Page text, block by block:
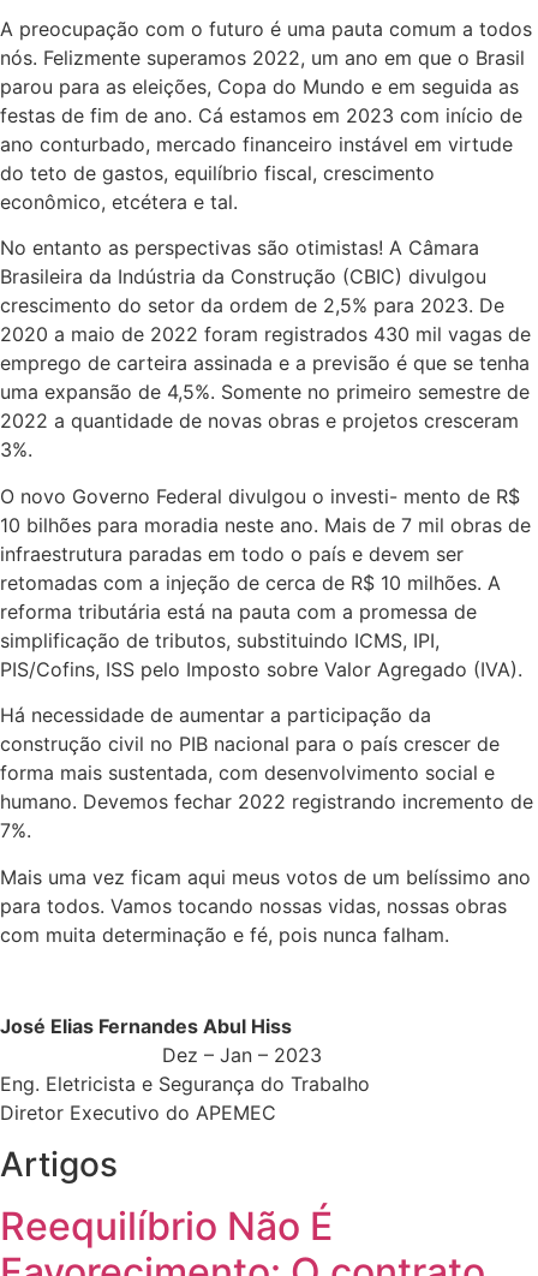
A preocupação com o futuro é uma pauta comum a todos
nós. Felizmente superamos 2022, um ano em que o Brasil
parou para as eleições, Copa do Mundo e em seguida as
festas de fim de ano. Cá estamos em 2023 com início de
ano conturbado, mercado financeiro instável em virtude
do teto de gastos, equilíbrio fiscal, crescimento
econômico, etcétera e tal.
No entanto as perspectivas são otimistas! A Câmara
Brasileira da Indústria da Construção (CBIC) divulgou
crescimento do setor da ordem de 2,5% para 2023. De
2020 a maio de 2022 foram registrados 430 mil vagas de
emprego de carteira assinada e a previsão é que se tenha
uma expansão de 4,5%. Somente no primeiro semestre de
2022 a quantidade de novas obras e projetos cresceram
3%.
O novo Governo Federal divulgou o investi- mento de R$
10 bilhões para moradia neste ano. Mais de 7 mil obras de
infraestrutura paradas em todo o país e devem ser
retomadas com a injeção de cerca de R$ 10 milhões. A
reforma tributária está na pauta com a promessa de
simplificação de tributos, substituindo ICMS, IPI,
PIS/Cofins, ISS pelo Imposto sobre Valor Agregado (IVA).
Há necessidade de aumentar a participação da
construção civil no PIB nacional para o país crescer de
forma mais sustentada, com desenvolvimento social e
humano. Devemos fechar 2022 registrando incremento de
7%.
Mais uma vez ficam aqui meus votos de um belíssimo ano
para todos. Vamos tocando nossas vidas, nossas obras
com muita determinação e fé, pois nunca falham.
José Elias Fernandes Abul Hiss
Dez – Jan – 2023
Eng. Eletricista e Segurança do Trabalho
Diretor Executivo do APEMEC
Artigos
Reequilíbrio Não É